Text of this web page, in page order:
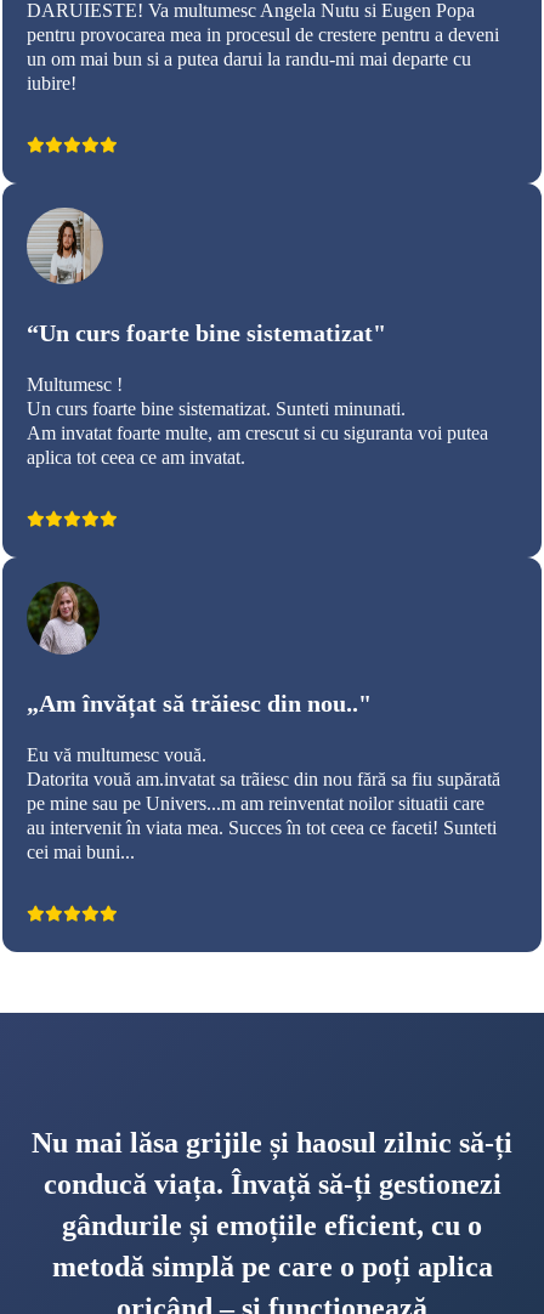
DARUIESTE! Va multumesc Angela Nutu si Eugen Popa
pentru provocarea mea in procesul de crestere pentru a deveni
un om mai bun si a putea darui la randu-mi mai departe cu
iubire!
“Un curs foarte bine sistematizat"
Multumesc !
Un curs foarte bine sistematizat. Sunteti minunati.
Am invatat foarte multe, am crescut si cu siguranta voi putea
aplica tot ceea ce am invatat.
„Am învățat să trăiesc din nou.."
Eu vă multumesc vouă.
Datorita vouă am.invatat sa trãiesc din nou fără sa fiu supărată
pe mine sau pe Univers...m am reinventat noilor situatii care
au intervenit în viata mea. Succes în tot ceea ce faceti! Sunteti
cei mai buni...
Nu mai lăsa grijile și haosul zilnic să-ți
conducă viața. Învață să-ți gestionezi
gândurile și emoțiile eficient, cu o
metodă simplă pe care o poți aplica